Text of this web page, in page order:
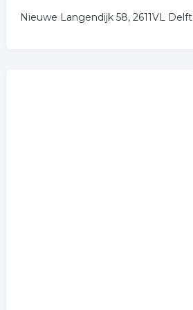
Nieuwe Langendijk 58, 2611VL Delft